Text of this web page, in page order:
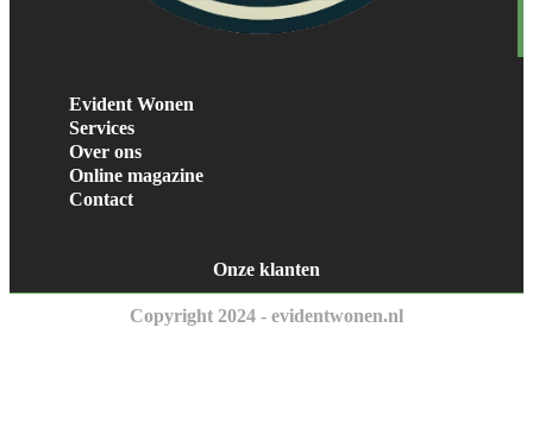
Evident Wonen
Services
Over ons
Online magazine
Contact
Onze klanten
Copyright 2024 - evidentwonen.nl